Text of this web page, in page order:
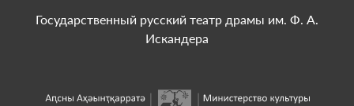
Государственный русский театр драмы им. Ф. А.
Искандера